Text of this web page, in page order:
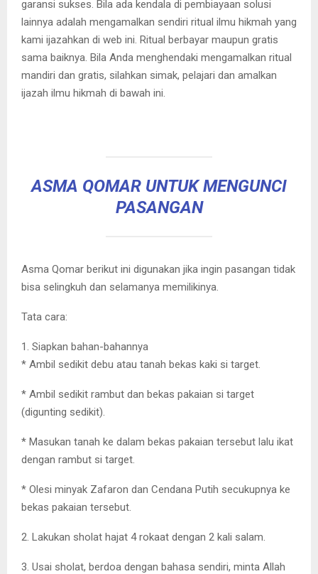
garansi sukses. Bila ada kendala di pembiayaan solusi
lainnya adalah mengamalkan sendiri ritual ilmu hikmah yang
kami ijazahkan di web ini. Ritual berbayar maupun gratis
sama baiknya. Bila Anda menghendaki mengamalkan ritual
mandiri dan gratis, silahkan simak, pelajari dan amalkan
ijazah ilmu hikmah di bawah ini.
ASMA QOMAR UNTUK MENGUNCI
PASANGAN
Asma Qomar berikut ini digunakan jika ingin pasangan tidak
bisa selingkuh dan selamanya memilikinya.
Tata cara:
1. Siapkan bahan-bahannya
* Ambil sedikit debu atau tanah bekas kaki si target.
* Ambil sedikit rambut dan bekas pakaian si target
(digunting sedikit).
* Masukan tanah ke dalam bekas pakaian tersebut lalu ikat
dengan rambut si target.
* Olesi minyak Zafaron dan Cendana Putih secukupnya ke
bekas pakaian tersebut.
2. Lakukan sholat hajat 4 rokaat dengan 2 kali salam.
3. Usai sholat, berdoa dengan bahasa sendiri, minta Allah